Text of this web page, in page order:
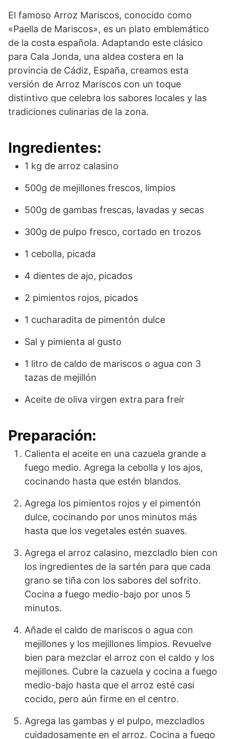
El famoso Arroz Mariscos, conocido como
«Paella de Mariscos», es un plato emblemático
de la costa española. Adaptando este clásico
para Cala Jonda, una aldea costera en la
provincia de Cádiz, España, creamos esta
versión de Arroz Mariscos con un toque
distintivo que celebra los sabores locales y las
tradiciones culinarias de la zona.
Ingredientes:
1 kg de arroz calasino
500g de mejillones frescos, limpios
500g de gambas frescas, lavadas y secas
300g de pulpo fresco, cortado en trozos
1 cebolla, picada
4 dientes de ajo, picados
2 pimientos rojos, picados
1 cucharadita de pimentón dulce
Sal y pimienta al gusto
1 litro de caldo de mariscos o agua con 3
tazas de mejillón
Aceite de oliva virgen extra para freír
Preparación:
Calienta el aceite en una cazuela grande a
fuego medio. Agrega la cebolla y los ajos,
cocinando hasta que estén blandos.
Agrega los pimientos rojos y el pimentón
dulce, cocinando por unos minutos más
hasta que los vegetales estén suaves.
Agrega el arroz calasino, mezcladlo bien con
los ingredientes de la sartén para que cada
grano se tiña con los sabores del sofrito.
Cocina a fuego medio-bajo por unos 5
minutos.
Añade el caldo de mariscos o agua con
mejillones y los mejillones limpios. Revuelve
bien para mezclar el arroz con el caldo y los
mejillones. Cubre la cazuela y cocina a fuego
medio-bajo hasta que el arroz esté casi
cocido, pero aún firme en el centro.
Agrega las gambas y el pulpo, mezcladlos
cuidadosamente en el arroz. Cocina a fuego